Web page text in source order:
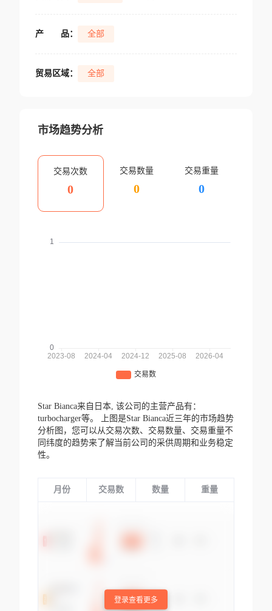
产 品： 全部
贸易区域： 全部
市场趋势分析
交易次数
0
交易数量
0
交易重量
0
Star Bianca来自日本, 该公司的主营产品有：
turbocharger等。
上图是Star Bianca近三年的市场趋势
分析图，您可以从交易次数、交易数量、交易重量不
同纬度的趋势来了解当前公司的采供周期和业务稳定
性。
月份 交易数 数量 重量
登录查看更多